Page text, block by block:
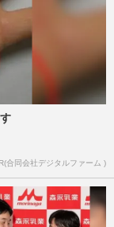
2024/8/24
逮捕から一転、
”だった 事実発
ー出演で話題の
2024/3/2
合同会社デジタルファーム )